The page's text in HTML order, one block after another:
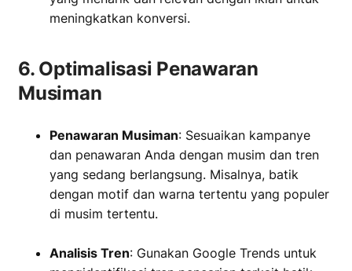
meningkatkan konversi.
6. Optimalisasi Penawaran
Musiman
Penawaran Musiman: Sesuaikan kampanye
dan penawaran Anda dengan musim dan tren
yang sedang berlangsung. Misalnya, batik
dengan motif dan warna tertentu yang populer
di musim tertentu.
Analisis Tren: Gunakan Google Trends untuk